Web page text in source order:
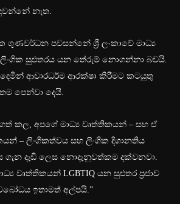
නැත.
ගුණවර්ධන පවසන්නේ ශ්‍රී ලංකාවේ මාධ්‍ය
සුළුතරය යන තේරුම් නොගන්නා බවයි.
ආචාරධර්ම ආරක්ෂා කිරීමට කටයුතු
පෙන්වා දෙයි.
කල, අපගේ මාධ්‍ය වෘත්තිකයන් – සහ ඒ
– ලිංගිකත්වය සහ ලිංගික දිශානතිය
දැඩි ලෙස නොදැනුවත්කම දක්වනවා.
වෘත්තිකයන් LGBTIQ යන සුළුතර ප්‍රජාව
ඉතාමත් අල්පයි.”